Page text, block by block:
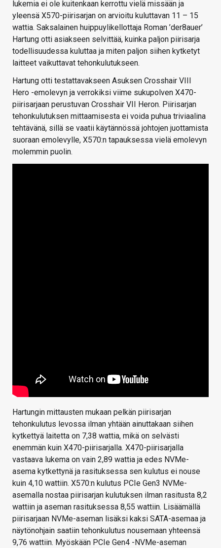
lukemia ei ole kuitenkaan kerrottu vielä missään ja
yleensä X570-piirisarjan on arvioitu kuluttavan 11 – 15
wattia. Saksalainen huippuylikellottaja Roman ’der8auer’
Hartung otti asiakseen selvittää, kuinka paljon piirisarja
todellisuudessa kuluttaa ja miten paljon siihen kytketyt
laitteet vaikuttavat tehonkulutukseen.
Hartung otti testattavakseen Asuksen Crosshair VIII
Hero -emolevyn ja verrokiksi viime sukupolven X470-
piirisarjaan perustuvan Crosshair VII Heron. Piirisarjan
tehonkulutuksen mittaamisesta ei voida puhua triviaalina
tehtävänä, sillä se vaatii käytännössä johtojen juottamista
suoraan emolevylle, X570:n tapauksessa vielä emolevyn
molemmin puolin.
Hartungin mittausten mukaan pelkän piirisarjan
tehonkulutus levossa ilman yhtään ainuttakaan siihen
kytkettyä laitetta on 7,38 wattia, mikä on selvästi
enemmän kuin X470-piirisarjalla. X470-piirisarjalla
vastaava lukema on vain 2,89 wattia ja edes NVMe-
asema kytkettynä ja rasituksessa sen kulutus ei nouse
kuin 4,10 wattiin. X570:n kulutus PCIe Gen3 NVMe-
asemalla nostaa piirisarjan kulutuksen ilman rasitusta 8,2
wattiin ja aseman rasituksessa 8,55 wattiin. Lisäämällä
piirisarjaan NVMe-aseman lisäksi kaksi SATA-asemaa ja
näytönohjain saatiin tehonkulutus nousemaan yhteensä
9,76 wattiin. Myöskään PCIe Gen4 -NVMe-aseman